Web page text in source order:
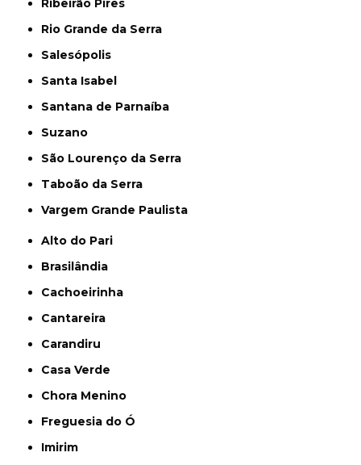
Ribeirão Pires
Rio Grande da Serra
Salesópolis
Santa Isabel
Santana de Parnaíba
Suzano
São Lourenço da Serra
Taboão da Serra
Vargem Grande Paulista
Alto do Pari
Brasilândia
Cachoeirinha
Cantareira
Carandiru
Casa Verde
Chora Menino
Freguesia do Ó
Imirim